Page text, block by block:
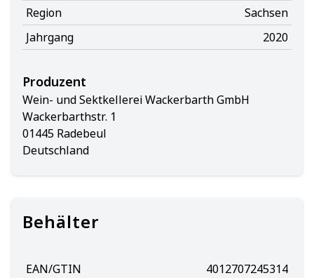
Region
Sachsen
Jahrgang
2020
Produzent
Wein- und Sektkellerei Wackerbarth GmbH
Wackerbarthstr. 1
01445 Radebeul
Deutschland
Behälter
EAN/GTIN
4012707245314